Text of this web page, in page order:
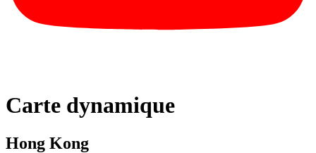
Carte dynamique
Hong Kong